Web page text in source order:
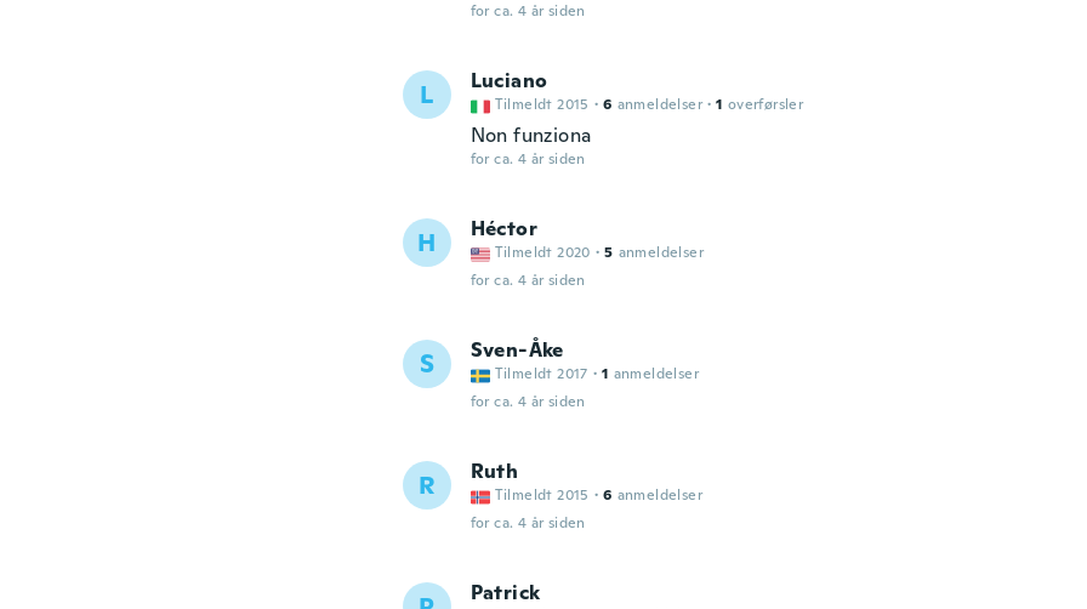
for ca. 4 år siden
L Luciano
Tilmeldt 2015 · 6 anmeldelser · 1 overførsler
Non funziona
for ca. 4 år siden
H Héctor
Tilmeldt 2020 · 5 anmeldelser
for ca. 4 år siden
S Sven-Åke
Tilmeldt 2017 · 1 anmeldelser
for ca. 4 år siden
R Ruth
Tilmeldt 2015 · 6 anmeldelser
for ca. 4 år siden
Patrick